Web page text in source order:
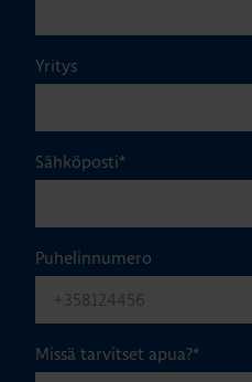
Yritys
Sähköposti*
Puhelinnumero
Missä tarvitset apua?*